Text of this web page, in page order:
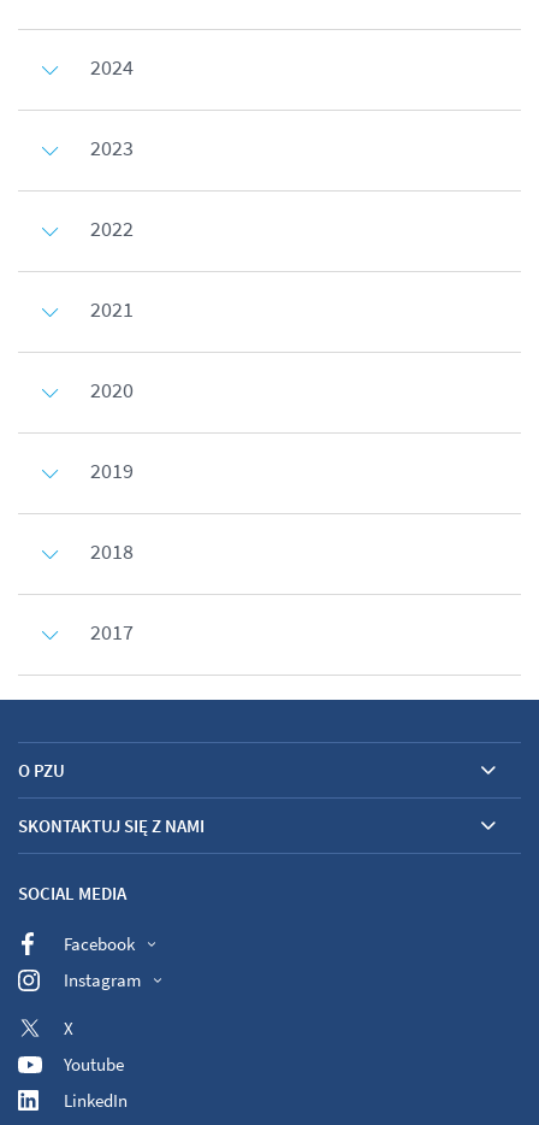
2024
2023
2022
2021
2020
2019
2018
2017
O PZU
SKONTAKTUJ SIĘ Z NAMI
SOCIAL MEDIA
Facebook
Instagram
X
Youtube
LinkedIn